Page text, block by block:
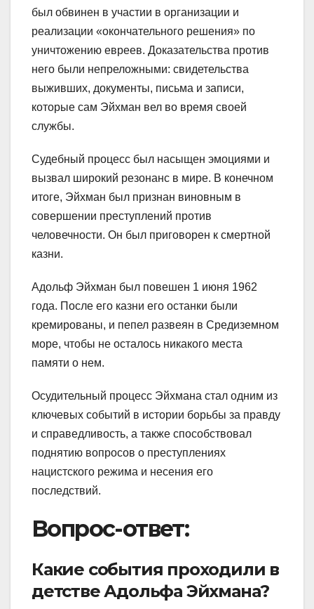
был обвинен в участии в организации и
реализации «окончательного решения» по
уничтожению евреев. Доказательства против
него были непреложными: свидетельства
выживших, документы, письма и записи,
которые сам Эйхман вел во время своей
службы.
Судебный процесс был насыщен эмоциями и
вызвал широкий резонанс в мире. В конечном
итоге, Эйхман был признан виновным в
совершении преступлений против
человечности. Он был приговорен к смертной
казни.
Адольф Эйхман был повешен 1 июня 1962
года. После его казни его останки были
кремированы, и пепел развеян в Средиземном
море, чтобы не осталось никакого места
памяти о нем.
Осудительный процесс Эйхмана стал одним из
ключевых событий в истории борьбы за правду
и справедливость, а также способствовал
поднятию вопросов о преступлениях
нацистского режима и несения его
последствий.
Вопрос-ответ:
Какие события проходили в
детстве Адольфа Эйхмана?